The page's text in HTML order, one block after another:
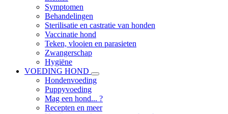
Symptomen
Behandelingen
Sterilisatie en castratie van honden
Vaccinatie hond
Teken, vlooien en parasieten
Zwangerschap
Hygiëne
VOEDING HOND
Hondenvoeding
Puppyvoeding
Mag een hond... ?
Recepten en meer